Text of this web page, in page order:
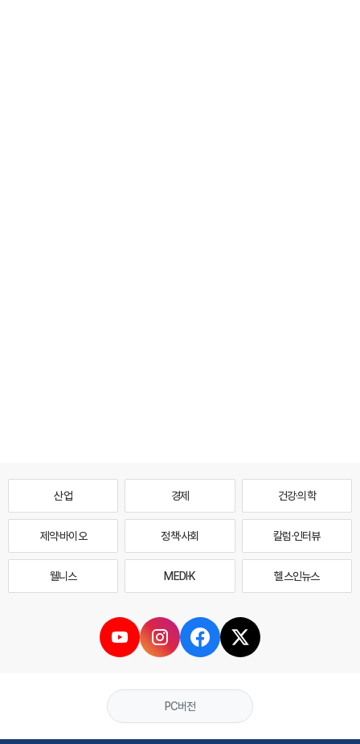
산업 경제 건강·의학
제약·바이오 정책·사회 칼럼·인터뷰
웰니스 MEDI·K 헬스인뉴스
PC버전